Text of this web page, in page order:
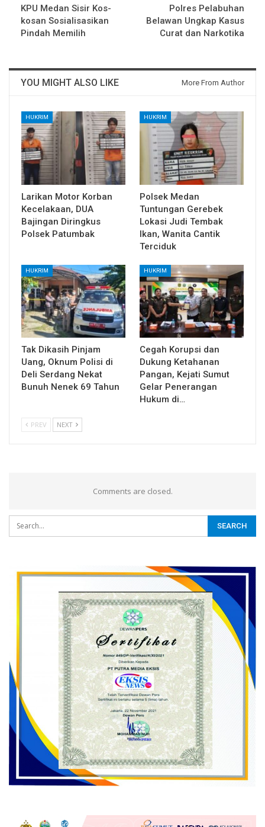
KPU Medan Sisir Kos-
kosan Sosialisasikan
Pindah Memilih
Polres Pelabuhan
Belawan Ungkap Kasus
Curat dan Narkotika
YOU MIGHT ALSO LIKE More From Author
HUKRIM
Larikan Motor Korban
Kecelakaan, DUA
Bajingan Diringkus
Polsek Patumbak
HUKRIM
Polsek Medan
Tuntungan Gerebek
Lokasi Judi Tembak
Ikan, Wanita Cantik
Terciduk
HUKRIM
Tak Dikasih Pinjam
Uang, Oknum Polisi di
Deli Serdang Nekat
Bunuh Nenek 69 Tahun
HUKRIM
Cegah Korupsi dan
Dukung Ketahanan
Pangan, Kejati Sumut
Gelar Penerangan
Hukum di…
PREV NEXT
Comments are closed.